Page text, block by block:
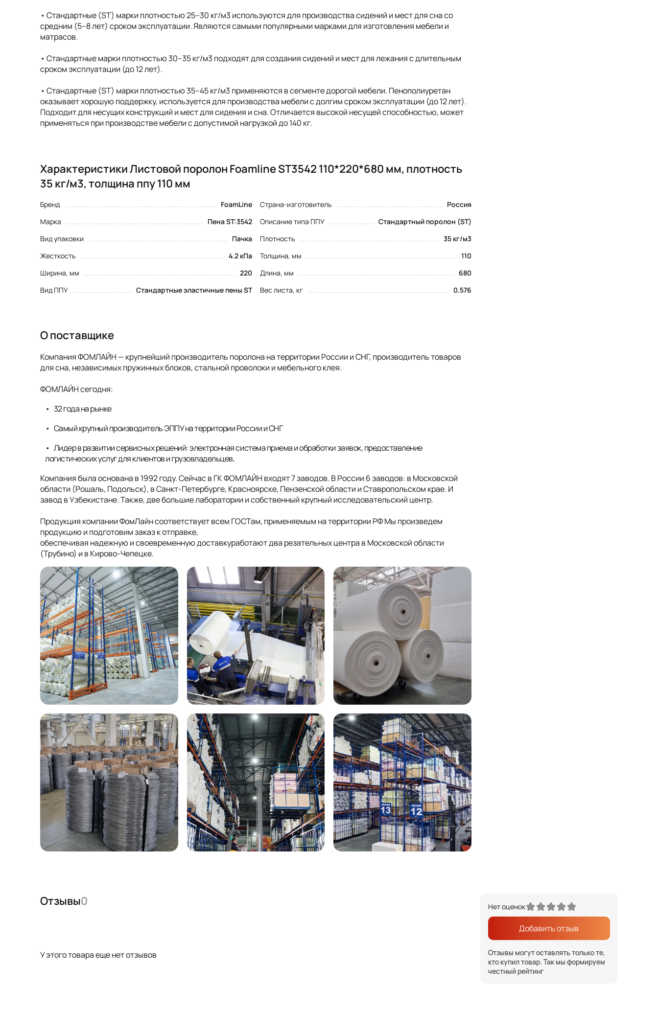
• Стандартные (ST) марки плотностью 25–30 кг/м3 используются для производства сидений и мест для сна со
средним (5–8 лет) сроком эксплуатации. Являются самыми популярными марками для изготовления мебели и
матрасов.
• Стандартные марки плотностью 30–35 кг/м3 подходят для создания сидений и мест для лежания с длительным
сроком эксплуатации (до 12 лет).
• Стандартные (ST) марки плотностью 35–45 кг/м3 применяются в сегменте дорогой мебели. Пенополиуретан
оказывает хорошую поддержку, используется для производства мебели с долгим сроком эксплуатации (до 12 лет).
Подходит для несущих конструкций и мест для сидения и сна. Отличается высокой несущей способностью, может
применяться при производстве мебели с допустимой нагрузкой до 140 кг.
Характеристики Листовой поролон Foamline ST3542 110*220*680 мм, плотность
35 кг/м3, толщина ппу 110 мм
Бренд FoamLine Страна-изготовитель
Россия
Марка
Пена ST:3542 Описание типа ППУ
Стандартный поролон (ST)
Вид упаковки
Пачка Плотность
35 кг/м3
Жесткость
4.2 кПа Толщина, мм
110
Ширина, мм
220 Длина, мм
680
Вид ППУ
Стандартные эластичные пены ST Вес листа, кг 0.576
О поставщике
Компания ФОМЛАЙН — крупнейший производитель поролона на территории России и СНГ, производитель товаров
для сна, независимых пружинных блоков, стальной проволоки и мебельного клея.
ФОМЛАЙН сегодня:
32 года на рынке
Самый крупный производитель ЭППУ на территории России и СНГ
Лидер в развитии сервисных решений: электронная система приема и обработки заявок, предоставление
логистических услуг для клиентов и грузовладельцев,
Компания была основана в 1992 году. Сейчас в ГК ФОМЛАЙН входят 7 заводов. В России 6 заводов: в Московской
области (Рошаль, Подольск), в Санкт-Петербурге, Красноярске, Пензенской области и Ставропольском крае. И
завод в Узбекистане. Также, две большие лаборатории и собственный крупный исследовательский центр.
Продукция компании ФомЛайн соответствует всем ГОСТам, применяемым на территории РФ Мы произведем
продукцию и подготовим заказ к отправке,
обеспечивая надежную и своевременную доставкуработают два резательных центра в Московской области
(Трубино) и в Кирово-Чепецке.
Отзывы0
У этого товара еще нет отзывов
Нет оценок
Добавить отзыв
Отзывы могут оставлять только те,
кто купил товар. Так мы формируем
честный рейтинг